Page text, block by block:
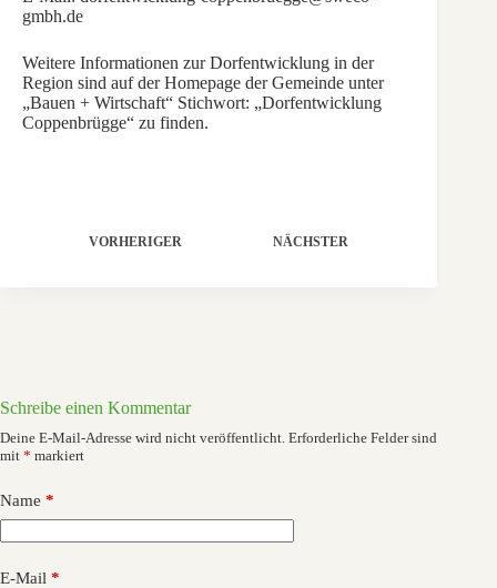
gmbh.de
Weitere Informationen zur Dorfentwicklung in der
Region sind auf der Homepage der Gemeinde unter
„Bauen + Wirtschaft“ Stichwort: „Dorfentwicklung
Coppenbrügge“ zu finden.
VORHERIGER NÄCHSTER
Schreibe einen Kommentar
Deine E-Mail-Adresse wird nicht veröffentlicht. Erforderliche Felder sind
mit * markiert
Name *
E-Mail *